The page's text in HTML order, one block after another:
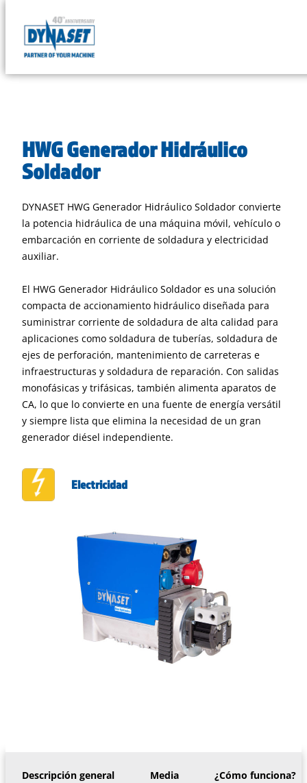
content
DYNASET
by
HWG Generador Hidráulico
Soldador
DYNASET HWG Generador Hidráulico Soldador convierte
la potencia hidráulica de una máquina móvil, vehículo o
embarcación en corriente de soldadura y electricidad
auxiliar.
El HWG Generador Hidráulico Soldador es una solución
compacta de accionamiento hidráulico diseñada para
suministrar corriente de soldadura de alta calidad para
aplicaciones como soldadura de tuberías, soldadura de
ejes de perforación, mantenimiento de carreteras e
infraestructuras y soldadura de reparación. Con salidas
monofásicas y trifásicas, también alimenta aparatos de
CA, lo que lo convierte en una fuente de energía versátil
y siempre lista que elimina la necesidad de un gran
generador diésel independiente.
Electricidad
Descripción general Media ¿Cómo funciona?